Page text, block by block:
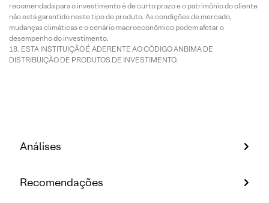
recomendada para o investimento é de curto prazo e o patrimônio do cliente
não está garantido neste tipo de produto. As condições de mercado,
mudanças climáticas e o cenário macroeconômico podem afetar o
desempenho do investimento.
ESTA INSTITUIÇÃO É ADERENTE AO CÓDIGO ANBIMA DE
DISTRIBUIÇÃO DE PRODUTOS DE INVESTIMENTO.
Análises
Recomendações